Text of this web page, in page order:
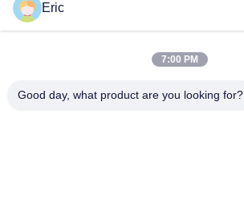
Eric
7:00 PM
Good day, what product are you looking for?